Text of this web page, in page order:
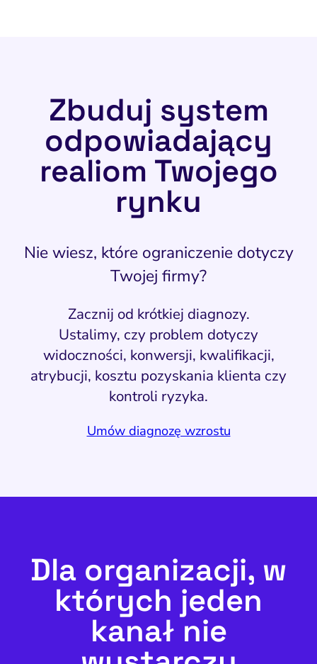
Zbuduj system
odpowiadający
realiom Twojego
rynku
Nie wiesz, które ograniczenie dotyczy
Twojej firmy?
Zacznij od krótkiej diagnozy.
Ustalimy, czy problem dotyczy
widoczności, konwersji, kwalifikacji,
atrybucji, kosztu pozyskania klienta czy
kontroli ryzyka.
Umów diagnozę wzrostu
Dla organizacji, w
których jeden
kanał nie